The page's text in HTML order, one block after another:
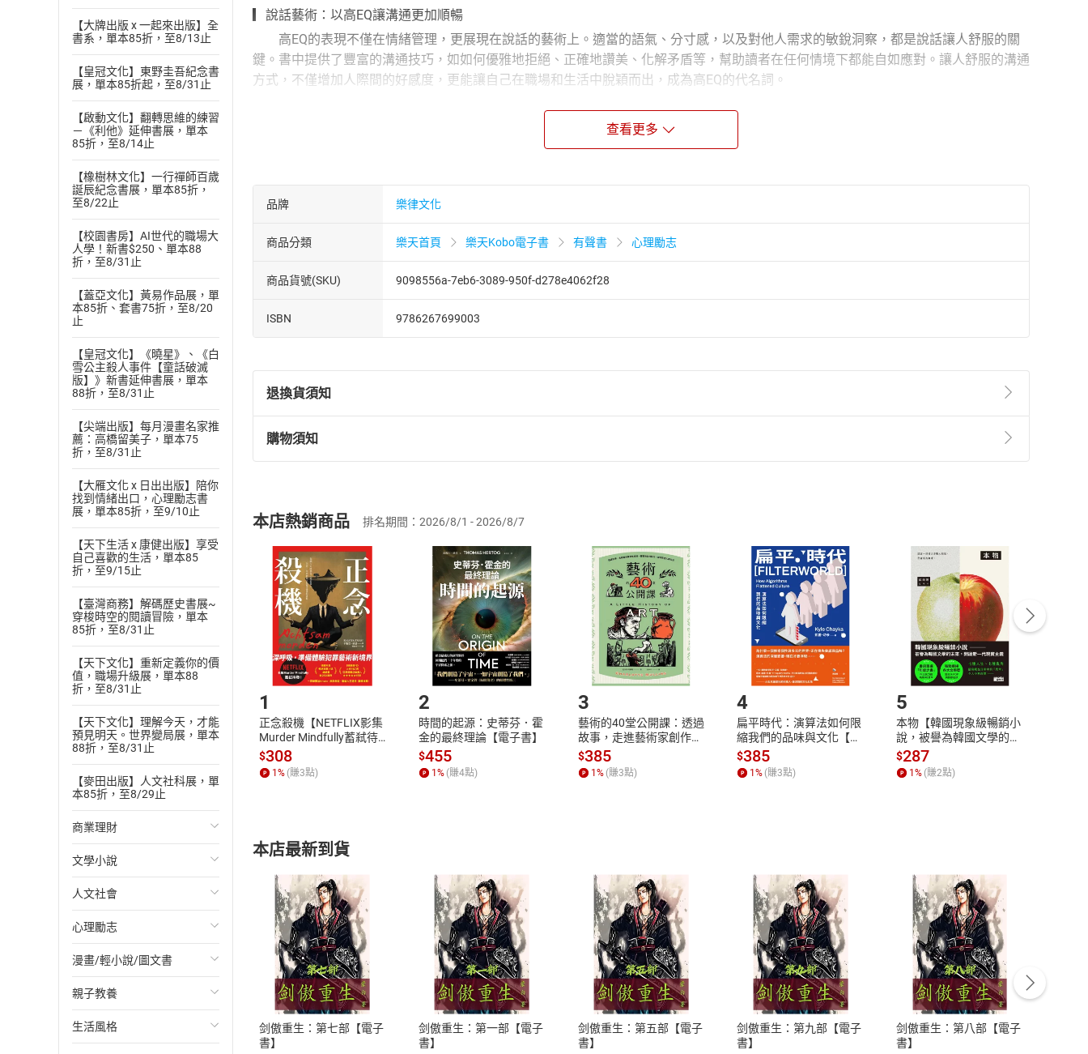
【大牌出版 x 一起來出版】全
書系，單本85折，至8/13止
【皇冠文化】東野圭吾紀念書
展，單本85折起，至8/31止
【啟動文化】翻轉思維的練習
－《利他》延伸書展，單本
85折，至8/14止
【橡樹林文化】一行禪師百歲
誕辰紀念書展，單本85折，
至8/22止
【校園書房】AI世代的職場大
人學！新書$250、單本88
折，至8/31止
【蓋亞文化】黃易作品展，單
本85折、套書75折，至8/20
止
【皇冠文化】《曉星》、《白
雪公主殺人事件【童話破滅
版】》新書延伸書展，單本
88折，至8/31止
【尖端出版】每月漫畫名家推
薦：高橋留美子，單本75
折，至8/31止
【大雁文化 x 日出出版】陪你
找到情緒出口，心理勵志書
展，單本85折，至9/10止
【天下生活 x 康健出版】享受
自己喜歡的生活，單本85
折，至9/15止
【臺灣商務】解碼歷史書展~
穿梭時空的閱讀冒險，單本
85折，至8/31止
【天下文化】重新定義你的價
值，職場升級展，單本88
折，至8/31止
【天下文化】理解今天，才能
預見明天。世界變局展，單本
88折，至8/31止
【麥田出版】人文社科展，單
本85折，至8/29止
商業理財
投資理財
經濟/趨勢
財務/金融
管理/領導
職場工作術
成功法
文學小說
歐美文學
日本文學
韓國文學
華文文學
經典文學
人文社會
國際關係
政治
社會科學
台灣/中國歷史
心理勵志
心靈成長/情緒
人際關係
兩性關係
漫畫/輕小說/圖文書
輕小說
奇幻/科幻
親子教養
教育現場
生活風格
▎說話藝術：以高EQ讓溝通更加順暢
高EQ的表現不僅在情緒管理，更展現在說話的藝術上。適當的語氣、分寸感，以及對他人需求的敏銳洞察，都是說話讓人舒服的關
鍵。書中提供了豐富的溝通技巧，如如何優雅地拒絕、正確地讚美、化解矛盾等，幫助讀者在任何情境下都能自如應對。讓人舒服的溝通
方式，不僅增加人際間的好感度，更能讓自己在職場和生活中脫穎而出，成為高EQ的代名詞。
本書深入探討了EQ的重要性，從自我情緒管理到與他人相處的藝術，涵蓋如何提升自我覺知、掌控情緒、激發自我潛力，並以分寸感、
共情能力改善人際溝通。書中提供許多實用的情緒管理技巧與說話藝術，幫助讀者在職場、家庭和社交中遊刃有餘，不僅能管理自己，還
查看更多
品牌 樂律文化
商品分類 樂天首頁 樂天Kobo電子書 有聲書 心理勵志
商品貨號(SKU) 9098556a-7eb6-3089-950f-d278e4062f28
ISBN 9786267699003
退換貨須知
退換貨規定：
(一)依消費者保護法第19條第1項後段暨通訊交易解除權合理例外情事適用準則第2條第5款之規定，「非以有形媒介提供之數位
(二)消費者訂購本店鋪之商品即代表知悉本店鋪所銷售之商品為電子書，屬非以有形媒介提供之數位內容，消費者同意若訂購後
且已下載/存取電子書，不得請求退貨退款。
退貨方式：您欲取消訂單或辦理退貨時，請登入樂天市場，並於「我的訂單」中點選「瀏覽訂單明細」
「申請取消訂單 /退
貨」，本店鋪將依您的申請進行審核，待審核通過後將為您辦理退款事宜。
請注意，樂天市場須以整筆訂單為單位進行取消/退貨，恕無法以單支商品取消/退貨。
購物須知
挑選商品
Choose
放入購物車
Shopping cart
登入帳號
Login
付款方式
Payment
完成
Complete
購書後，如何開始使用？
Step1.選擇閱讀載具 Step2.登入帳號，下載書籍後看書
付款方式
ATM轉帳、信用卡、LINE PAY、AFTEE
退換貨規範
本店是否提供消費者保護法七日猶豫期
之權利，遽消費者保護法及通訊交易解
除權合理例外情事適用準則，依商品性
客服資訊
服務時間：週一到週五 10:00-12:00、
13:00-17:00 (國定假日及例假日休息)
客服電話：0080-1857077
本店熱銷商品 排名期間：2026/8/1 - 2026/8/7
1
正念殺機【NETFLIX影集
Murder Mindfully蓄弒待
發】【電子書】
$308
1 % (賺3點)
2
時間的起源：史蒂芬．霍
金的最終理論【電子書】
$455
1 % (賺4點)
3
藝術的40堂公開課：透過
故事，走進藝術家創作現
場，看藝術如何誕生、如
何形塑人類生活【電子
書】
$385
1 % (賺3點)
4
扁平時代：演算法如何限
縮我們的品味與文化【電
子書】
$385
1% (賺3點)
5
本物【韓國現象級暢銷小
說，被譽為韓國文學的未
來】【電子書】
$287
1% (賺2點)
本店最新到貨
剑傲重生：第七部【電子
書】
剑傲重生：第一部【電子
書】
剑傲重生：第五部【電子
書】
剑傲重生：第九部【電子
書】
剑傲重生：第八部【電子
書】